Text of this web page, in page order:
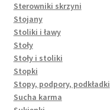
Sterowniki skrzyni
Stojany
Stoliki i ławy
Stoły
Stoły i stoliki
Stopki
Stopy, podpory, podkładki
Sucha karma